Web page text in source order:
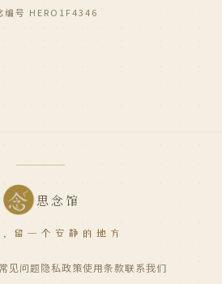
编号 HERO1F4346
思念馆
留一个安静的地方
常见问题隐私政策使用条款联系我们